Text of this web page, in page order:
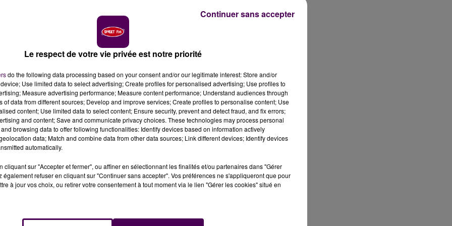
notamment sur celle de Michel Chassier qui achève son
du groupe depuis le départ de Philippe
régionale sortante et blésoise Mathilde Paris qui incarnait
(elle figure néanmoins en 2 sur la liste du
sont tous encartés au RN (comme en Eure-et-Loir),
le scrutin départemental, comme Cédric Pelé (Veuzain-
Beauce).
la fédération RN de Loir-et-Cher, conseiller régional de
Centre-Val de Loire depuis 2014.
Le respect de votre vie privée est notre priorité
do the following data processing based on your consent and/or our legitimate interest: Store and/or
Use limited data to select advertising; Create profiles for personalised advertising; Use profiles to
Measure advertising performance; Measure content performance; Understand audiences through
of data from different sources; Develop and improve services; Create profiles to personalise content; Use
content; Use limited data to select content; Ensure security, prevent and detect fraud, and fix errors;
and content; Save and communicate privacy choices. These technologies may process personal
browsing data to offer following functionalities: Identify devices based on information actively
data; Match and combine data from other data sources; Link different devices; Identify devices
automatically.
cliquant sur "Accepter et fermer", ou affiner en sélectionnant les finalités et/ou partenaires dans "Gérer
également refuser en cliquant sur "Continuer sans accepter". Vos préférences ne s'appliqueront que pour
à jour vos choix, ou retirer votre consentement à tout moment via le lien "Gérer les cookies" situé en
Continuer sans accepter